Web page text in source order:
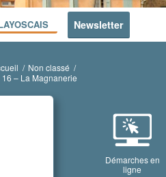
Newsletter
/ Non classé /
16 – La Magnanerie
Démarches en
ligne